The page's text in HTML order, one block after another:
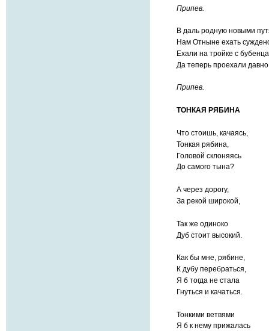
Припев.
В даль родную новыми
Нам Отныне ехать
Ехали на тройке с
Да теперь проехали
Припев.
ТОНКАЯ РЯБИНА
Что стоишь, качаясь,
Тонкая рябина,
Головой склоняясь
До самого тына?
А через дорогу,
За рекой широкой,
Так же одиноко
Дуб стоит высокий.
Как бы мне, рябине,
К дубу перебраться,
Я б тогда не стала
Гнуться и качаться.
Тонкими ветвями
Я б к нему прижалась